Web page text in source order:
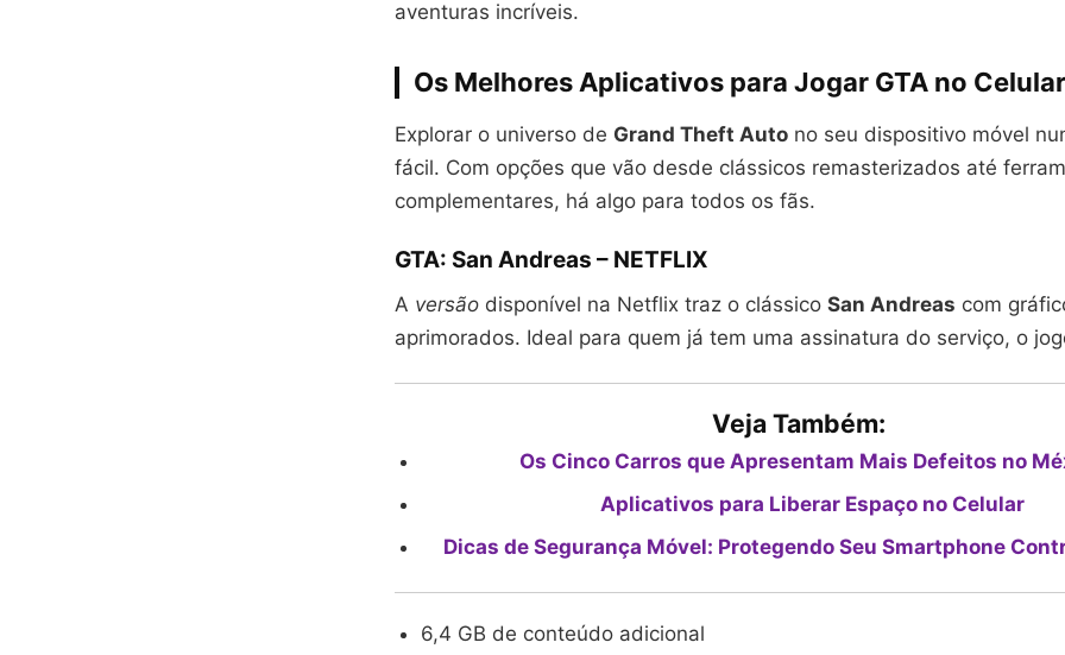
aventuras incríveis.
Os Melhores Aplicativos para Jogar GTA no Celular
Explorar o universo de Grand Theft Auto no seu dispositivo móvel
fácil. Com opções que vão desde clássicos remasterizados até
complementares, há algo para todos os fãs.
GTA: San Andreas – NETFLIX
A versão disponível na Netflix traz o clássico San Andreas com
aprimorados. Ideal para quem já tem uma assinatura do serviço, o
Veja Também:
Os Cinco Carros que Apresentam Mais Defeitos no
Aplicativos para Liberar Espaço no Celular
Dicas de Segurança Móvel: Protegendo Seu Smartphone
6,4 GB de conteúdo adicional